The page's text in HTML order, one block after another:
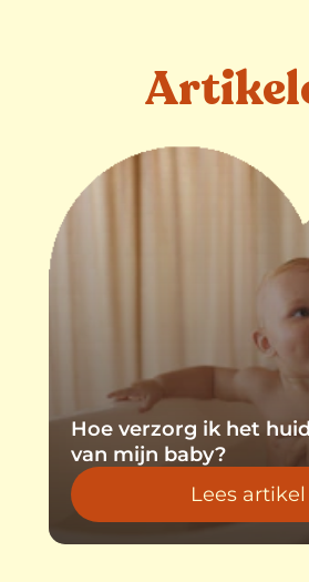
Hoe verzorg ik het
van mijn baby?
Lees artikel